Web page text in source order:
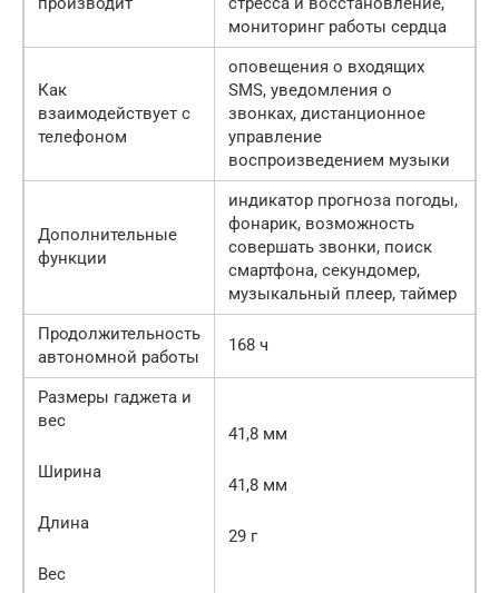
мониторинг работы сердца
Как
взаимодействует с
телефоном
оповещения о входящих
SMS, уведомления о
звонках, дистанционное
управление
воспроизведением музыки
Дополнительные
функции
индикатор прогноза погоды,
фонарик, возможность
совершать звонки, поиск
смартфона, секундомер,
музыкальный плеер, таймер
Продолжительность
автономной работы
168 ч
Размеры гаджета и
вес
Ширина
Длина
Вес
41,8 мм
41,8 мм
29 г